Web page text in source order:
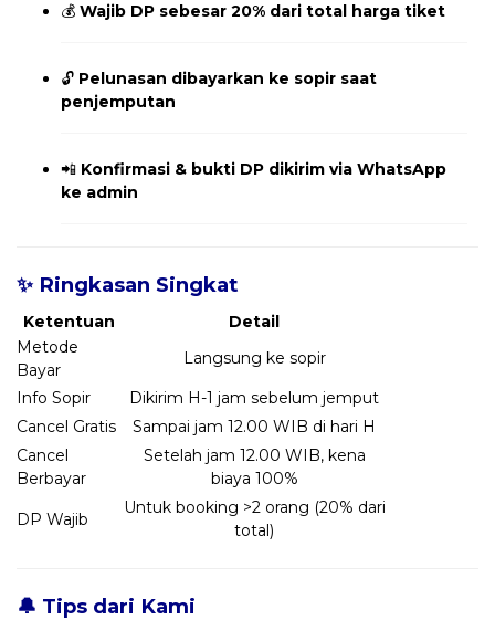
💰 Wajib DP sebesar 20% dari total harga tiket
🔓 Pelunasan dibayarkan ke sopir saat
penjemputan
📲 Konfirmasi & bukti DP dikirim via WhatsApp
ke admin
✨ Ringkasan Singkat
Ketentuan
Detail
Metode
Bayar
Langsung ke sopir
Info Sopir
Dikirim H-1 jam sebelum jemput
Cancel Gratis
Sampai jam 12.00 WIB di hari H
Cancel
Berbayar
Setelah jam 12.00 WIB, kena
biaya 100%
DP Wajib
Untuk booking >2 orang (20% dari
total)
🔔 Tips dari Kami